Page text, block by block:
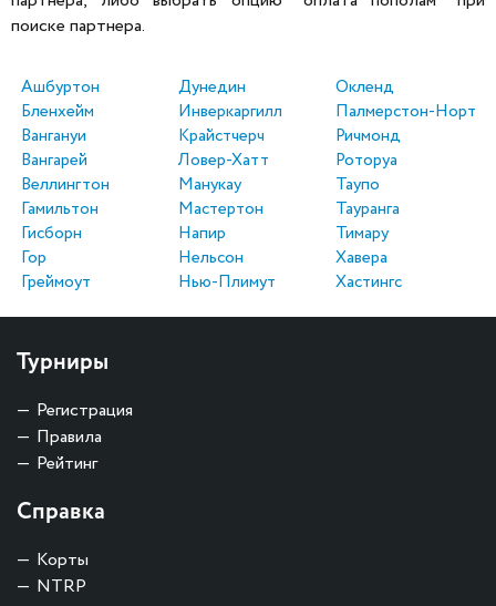
поиске партнера.
Ашбуртон
Бленхейм
Вангануи
Вангарей
Веллингтон
Гамильтон
Гисборн
Гор
Греймоут
Дунедин
Инверкаргилл
Крайстчерч
Ловер-Хатт
Манукау
Мастертон
Напир
Нельсон
Нью-Плимут
Окленд
Палмерстон-Норт
Ричмонд
Роторуа
Таупо
Тауранга
Тимару
Хавера
Хастингс
Турниры
Регистрация
Правила
Рейтинг
Справка
Корты
NTRP